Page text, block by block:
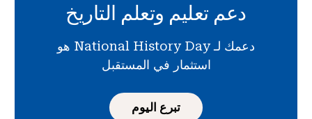
دعم تعليم وتعلم التاريخ
دعمك لـ National History Day هو
استثمار في المستقبل
تبرع اليوم